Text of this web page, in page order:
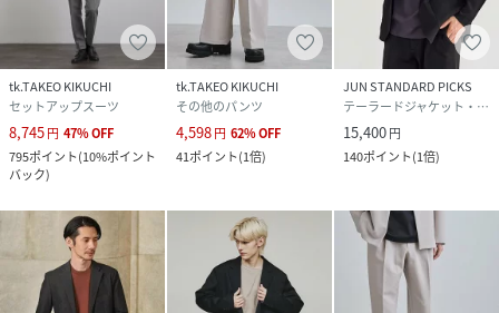
tk.TAKEO KIKUCHI
セットアップスーツ
8,745円 47%OFF
795ポイント(10%ポイント
バック)
tk.TAKEO KIKUCHI
その他のパンツ
4,598円 62%OFF
41ポイント(1倍)
JUN STANDARD PICKS
テーラードジャケット・ブレザー
15,400円
140ポイント(1倍)